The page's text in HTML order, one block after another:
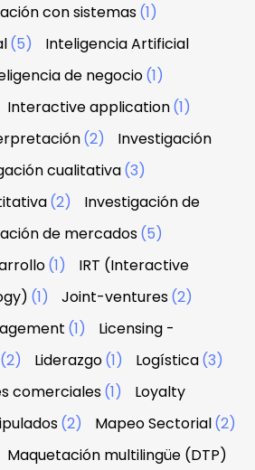
con sistemas(1)
(5)
Inteligencia Artificial
de negocio(1)
Interactive application(1)
(2)
Investigación
cualitativa(3)
(2)
Investigación de
de mercados(5)
(1)
IRT (Interactive
(1) Joint-ventures(2)
(1)
Licensing -
(2) Liderazgo(1) Logística(3)
comerciales(1)
Loyalty
(2) Mapeo Sectorial(2)
Maquetación multilingüe (DTP)